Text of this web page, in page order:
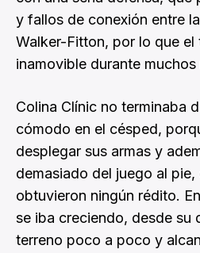
y fallos de conexión entre
Walker-Fitton, por lo que el
inamovible durante muchos
Colina Clínic no terminaba
cómodo en el césped,
desplegar sus armas y
demasiado del juego al pie,
obtuvieron ningún rédito.
se iba creciendo, desde su
terreno poco a poco y